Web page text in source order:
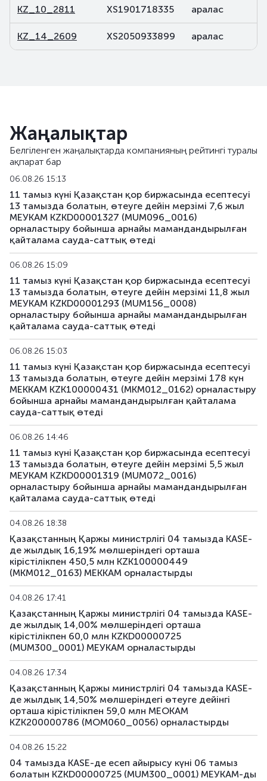
KZ_10_2811 XS1901718335 аралас
KZ_14_2609 XS2050933899 аралас
Жаңалықтар
Белгіленген жаңалықтарда компанияның рейтингі туралы
ақпарат бар
06.08.26 15:13
11 тамыз күні Қазақстан қор биржасында есептесуі
13 тамызда болатын, өтеуге дейін мерзімі 7,6 жыл
МЕУКАМ KZKD00001327 (MUM096_0016)
орналастыру бойынша арнайы мамандандырылған
қайталама сауда-саттық өтеді
06.08.26 15:09
11 тамыз күні Қазақстан қор биржасында есептесуі
13 тамызда болатын, өтеуге дейін мерзімі 11,8 жыл
МЕУКАМ KZKD00001293 (MUM156_0008)
орналастыру бойынша арнайы мамандандырылған
қайталама сауда-саттық өтеді
06.08.26 15:03
11 тамыз күні Қазақстан қор биржасында есептесуі
13 тамызда болатын, өтеуге дейін мерзімі 178 күн
МЕККАМ KZK100000431 (MKM012_0162) орналастыру
бойынша арнайы мамандандырылған қайталама
сауда-саттық өтеді
06.08.26 14:46
11 тамыз күні Қазақстан қор биржасында есептесуі
13 тамызда болатын, өтеуге дейін мерзімі 5,5 жыл
МЕУКАМ KZKD00001319 (MUM072_0016)
орналастыру бойынша арнайы мамандандырылған
қайталама сауда-саттық өтеді
04.08.26 18:38
Қазақстанның Қаржы министрлігі 04 тамызда KASE-
де жылдық 16,19% мөлшеріндегі орташа
кірістілікпен 450,5 млн KZK100000449
(MKM012_0163) МЕККАМ орналастырды
04.08.26 17:41
Қазақстанның Қаржы министрлігі 04 тамызда KASE-
де жылдық 14,00% мөлшеріндегі орташа
кірістілікпен 60,0 млн KZKD00000725
(MUM300_0001) МЕУКАМ орналастырды
04.08.26 17:34
Қазақстанның Қаржы министрлігі 04 тамызда KASE-
де жылдық 14,50% мөлшеріндегі өтеуге дейінгі
орташа кірістілікпен 59,0 млн МЕОКАМ
KZK200000786 (MOM060_0056) орналастырды
04.08.26 15:22
04 тамызда KASE-де есеп айырысу күні 06 тамыз
болатын KZKD00000725 (MUM300_0001) МЕУКАМ-ды